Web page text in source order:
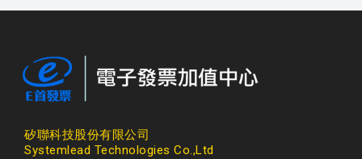
矽聯科技股份有限公司
Systemlead Technologies Co.,Ltd